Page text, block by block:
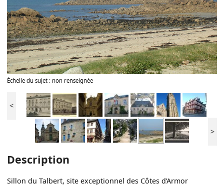
Échelle du sujet : non renseignée
<
>
Description
Sillon du Talbert, site exceptionnel des Côtes d’Armor